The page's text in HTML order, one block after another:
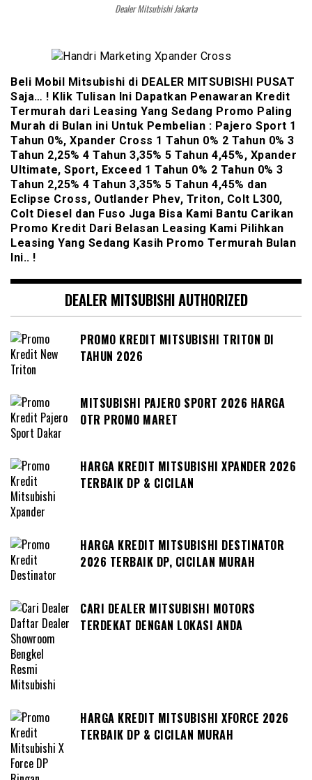
Dealer Mitsubishi Jakarta
Beli Mobil Mitsubishi di DEALER MITSUBISHI PUSAT
Saja… ! Klik Tulisan Ini Dapatkan Penawaran Kredit
Termurah dari Leasing Yang Sedang Promo Paling
Murah di Bulan ini Untuk Pembelian : Pajero Sport 1
Tahun 0%, Xpander Cross 1 Tahun 0% 2 Tahun 0% 3
Tahun 2,25% 4 Tahun 3,35% 5 Tahun 4,45%, Xpander
Ultimate, Sport, Exceed 1 Tahun 0% 2 Tahun 0% 3
Tahun 2,25% 4 Tahun 3,35% 5 Tahun 4,45% dan
Eclipse Cross, Outlander Phev, Triton, Colt L300,
Colt Diesel dan Fuso Juga Bisa Kami Bantu Carikan
Promo Kredit Dari Belasan Leasing Kami Pilihkan
Leasing Yang Sedang Kasih Promo Termurah Bulan
Ini.. !
DEALER MITSUBISHI AUTHORIZED
PROMO KREDIT MITSUBISHI TRITON DI
TAHUN 2026
MITSUBISHI PAJERO SPORT 2026 HARGA
OTR PROMO MARET
HARGA KREDIT MITSUBISHI XPANDER 2026
TERBAIK DP & CICILAN
HARGA KREDIT MITSUBISHI DESTINATOR
2026 TERBAIK DP, CICILAN MURAH
CARI DEALER MITSUBISHI MOTORS
TERDEKAT DENGAN LOKASI ANDA
HARGA KREDIT MITSUBISHI XFORCE 2026
TERBAIK DP & CICILAN MURAH